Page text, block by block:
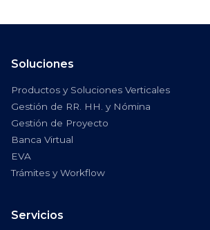
Soluciones
Productos y Soluciones Verticales
Gestión de RR. HH. y Nómina
Gestión de Proyecto
Banca Virtual
EVA
Trámites y Workflow
Servicios